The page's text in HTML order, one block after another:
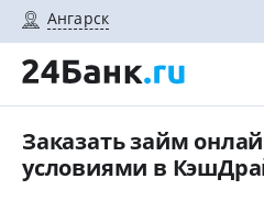
Ангарск
Заказать займ
условиями в